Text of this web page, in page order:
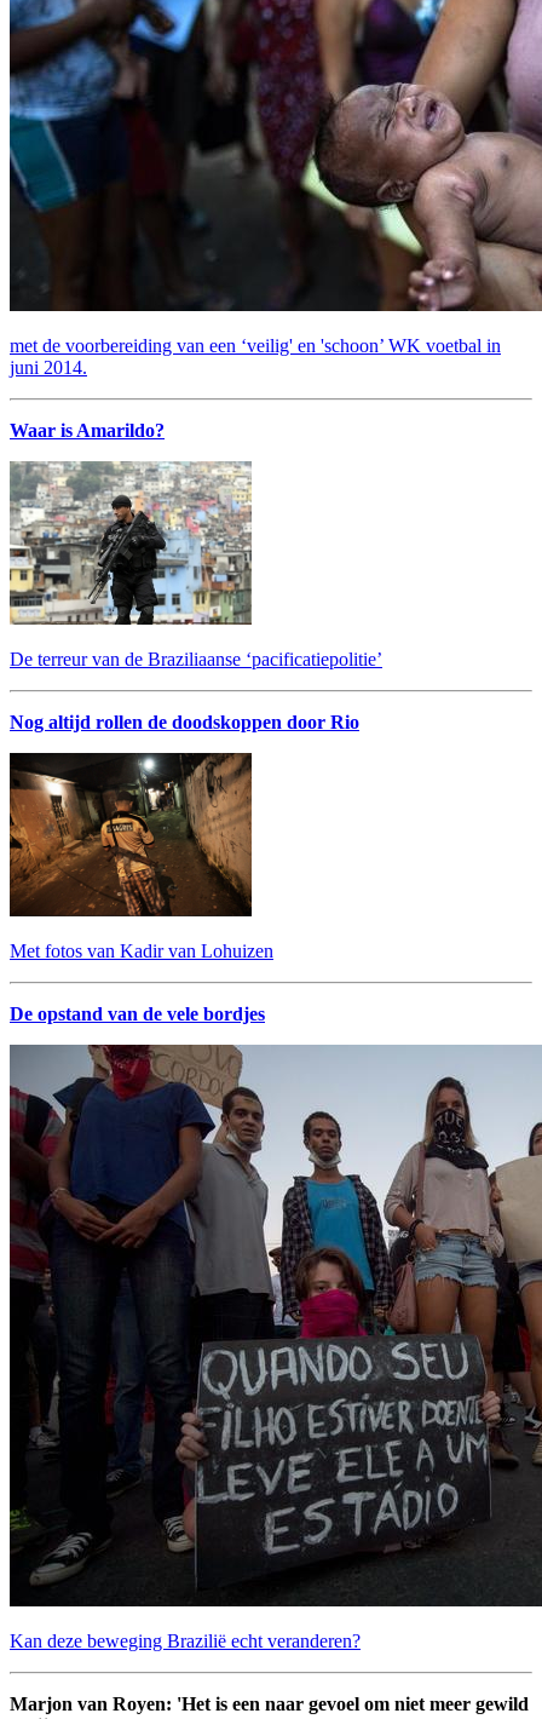
met de voorbereiding van een ‘veilig' en 'schoon’ WK voetbal in
juni 2014.
Waar is Amarildo?
De terreur van de Braziliaanse ‘pacificatiepolitie’
Nog altijd rollen de doodskoppen door Rio
Met fotos van Kadir van Lohuizen
De opstand van de vele bordjes
Kan deze beweging Brazilië echt veranderen?
Marjon van Royen: 'Het is een naar gevoel om niet meer gewild